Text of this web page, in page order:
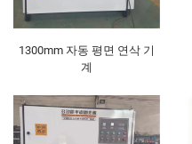
1300mm 자동 평면 연삭 기
계